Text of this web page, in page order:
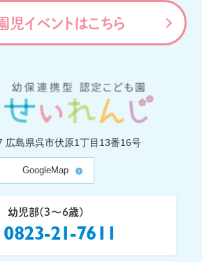
児イベントはこちら
広島県呉市伏原1丁目13番16号
GoogleMap
幼児部(3〜6歳)
0823-21-7611